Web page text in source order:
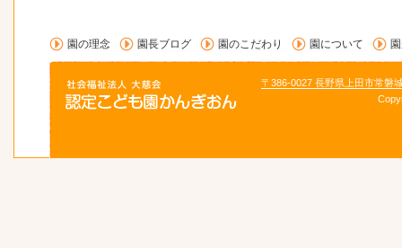
園の理念 園長ブログ 園のこだわり 園について
〒386-0027 長野県上田市常磐